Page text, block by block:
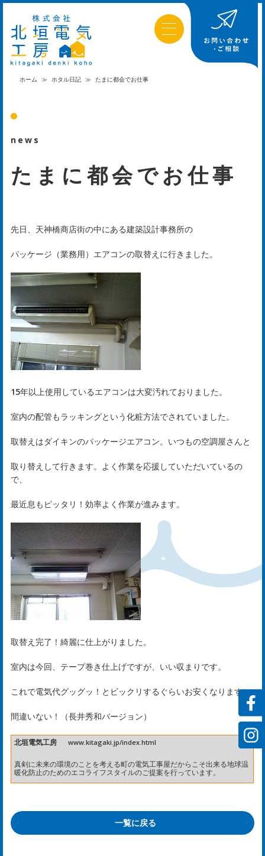
ホーム ≫ ホタル日記 ≫ たまに都会でお仕事
news
たまに都会でお仕事
先日、天神橋商店街の中にある建築設計事務所の
パッケージ（業務用）エアコンの取替えに行きました。
15年以上使用しているエアコンは大変汚れておりました。
室内の配管もラッキングという化粧方法でされていました。
取替えはダイキンのパッケージエアコン。いつもの空調屋さんと
取り替えして行きます。よく作業を応援していただいているの
で、
最近息もピッタリ！効率よく作業が進みます。
取替え完了！綺麗に仕上がりました。
室内は今回、テープ巻き仕上げですが、いい収まりです。
これで電気代グッグッ！とビックリするぐらいお安くなります。
間違いない！（長井秀和バージョン）
北垣電気工房 www.kitagaki.jp/index.html
真剣に未来の環境のことを考える町の電気工事屋だからこそ出来る地球温
暖化防止のためのエコライフスタイルのご提案を行っています。
一覧に戻る